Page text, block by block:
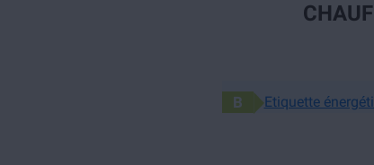
B Etiquette